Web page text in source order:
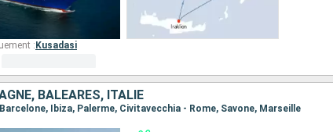
: Kusadasi
BALÉARES, ITALIE
Ibiza, Palerme, Civitavecchia - Rome, Savone, Marseille